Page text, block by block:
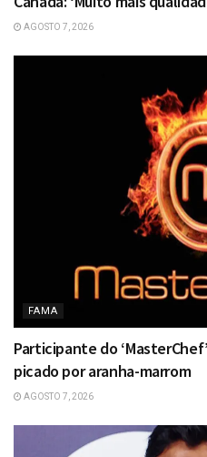
AGOSTO 7, 2026
FAMA
Participante do
picado por aranha-marrom
AGOSTO 7, 2026